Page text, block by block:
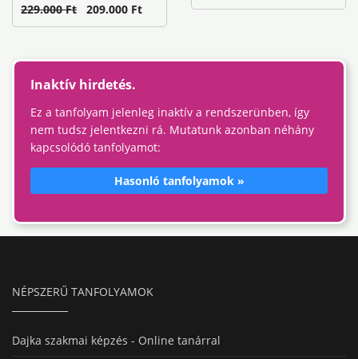
229.000 Ft 209.000 Ft
Inaktív hirdetés.
Ez a tanfolyam jelenleg inaktív a rendszerünben, így
nem tudsz jelentkezni rá. Mutatunk azonban néhány
kapcsolódó tanfolyamot:
Hasonló tanfolyamok »
NÉPSZERŰ TANFOLYAMOK
Dajka szakmai képzés - Online tanárral